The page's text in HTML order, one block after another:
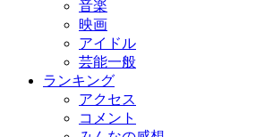
音楽
映画
アイドル
芸能一般
ランキング
アクセス
コメント